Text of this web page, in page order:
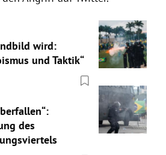
wird:
und Taktik“
des